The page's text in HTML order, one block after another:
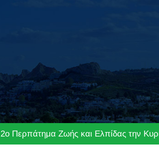
2ο Περπάτημα Ζωής και Ελπίδας την